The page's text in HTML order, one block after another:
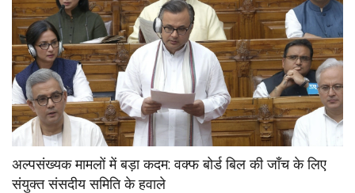
अल्पसंख्यक मामलों में बड़ा कदम: वक्फ बोर्ड बिल की जाँच के लिए
संयुक्त संसदीय समिति के हवाले